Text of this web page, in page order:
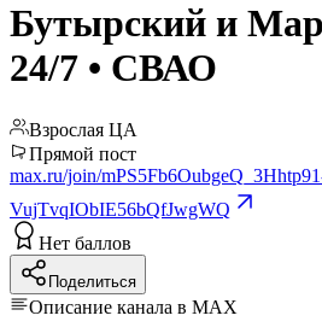
Бутырский и
24/7 • СВАО
Взрослая ЦА
Прямой пост
max.ru/join/
VujTvqIObIE56bQfJwgWQ
Нет баллов
Поделиться
Описание канала в MAX